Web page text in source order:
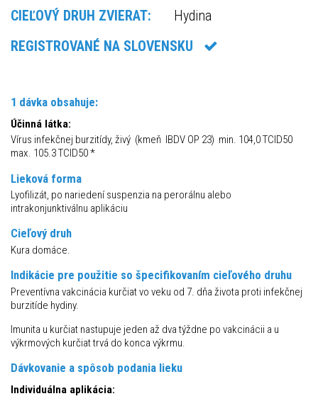
CIEĽOVÝ DRUH ZVIERAT:
Hydina
REGISTROVANÉ NA SLOVENSKU
1 dávka obsahuje:
Účinná látka:
Vírus infekčnej burzitídy, živý (kmeň IBDV OP 23) min. 104,0 TCID50
max. 105.3 TCID50 *
Lieková forma
Lyofilizát, po nariedení suspenzia na perorálnu alebo
intrakonjunktiválnu aplikáciu
Cieľový druh
Kura domáce.
Indikácie pre použitie so špecifikovaním cieľového druhu
Preventívna vakcinácia kurčiat vo veku od 7. dňa života proti infekčnej
burzitíde hydiny.
Imunita u kurčiat nastupuje jeden až dva týždne po vakcinácii a u
výkrmových kurčiat trvá do konca výkrmu.
Dávkovanie a spôsob podania lieku
Individuálna aplikácia: